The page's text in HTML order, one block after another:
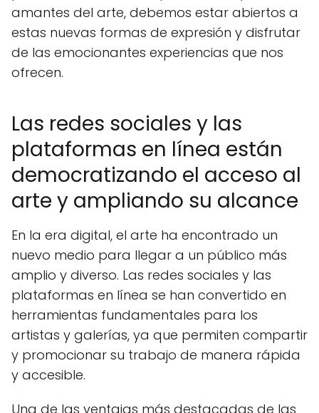
amantes del arte, debemos estar abiertos a
estas nuevas formas de expresión y disfrutar
de las emocionantes experiencias que nos
ofrecen.
Las redes sociales y las
plataformas en línea están
democratizando el acceso al
arte y ampliando su alcance
En la era digital, el arte ha encontrado un
nuevo medio para llegar a un público más
amplio y diverso. Las redes sociales y las
plataformas en línea se han convertido en
herramientas fundamentales para los
artistas y galerías, ya que permiten compartir
y promocionar su trabajo de manera rápida
y accesible.
Una de las ventajas más destacadas de las